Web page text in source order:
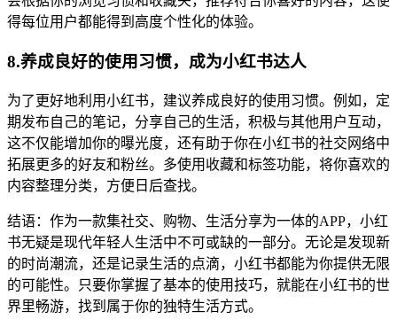
得每位用户都能得到高度个性化的体验。
8.养成良好的使用习惯，成为小红书达人
为了更好地利用小红书，建议养成良好的使用习惯。例如，定
期发布自己的笔记，分享自己的生活，积极与其他用户互动，
这不仅能增加你的曝光度，还有助于你在小红书的社交网络中
拓展更多的好友和粉丝。多使用收藏和标签功能，将你喜欢的
内容整理分类，方便日后查找。
结语：作为一款集社交、购物、生活分享为一体的APP，小红
书无疑是现代年轻人生活中不可或缺的一部分。无论是发现新
的时尚潮流，还是记录生活的点滴，小红书都能为你提供无限
的可能性。只要你掌握了基本的使用技巧，就能在小红书的世
界里畅游，找到属于你的独特生活方式。